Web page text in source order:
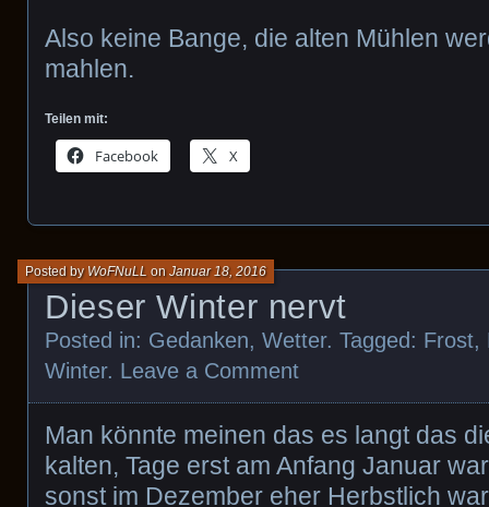
Also keine Bange, die alten Mühlen
mahlen.
Teilen mit:
Facebook X
Dieser Winter nervt
Posted by WoFNuLL onJanuar 18, 2016
Posted in: Gedanken, Wetter. Tagged: Frost,
Winter. Leave a Comment
Man könnte meinen das es langt das
kalten, Tage erst am Anfang Januar
sonst im Dezember eher Herbstlich